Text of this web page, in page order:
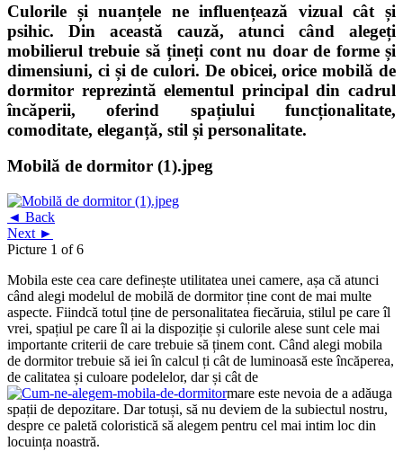
Culorile și nuanțele ne influențează vizual cât și
psihic. Din această cauză, atunci când alegeți
mobilierul trebuie să țineți cont nu doar de forme și
dimensiuni, ci și de culori. De obicei, orice mobilă de
dormitor reprezintă elementul principal din cadrul
încăperii, oferind spațiului funcționalitate,
comoditate, eleganță, stil și personalitate.
Mobilă de dormitor (1).jpeg
◄ Back
Next ►
Picture 1 of 6
Mobila este cea care definește utilitatea unei camere, așa că atunci
când alegi modelul de mobilă de dormitor ține cont de mai multe
aspecte. Fiindcă totul ține de personalitatea fiecăruia, stilul pe care îl
vrei, spațiul pe care îl ai la dispoziție și culorile alese sunt cele mai
importante criterii de care trebuie să ținem cont. Când alegi mobila
de dormitor trebuie să iei în calcul ți cât de luminoasă este încăperea,
de calitatea și culoare podelelor, dar și cât de
mare este nevoia de a adăuga
spații de depozitare. Dar totuși, să nu deviem de la subiectul nostru,
despre ce paletă coloristică să alegem pentru cel mai intim loc din
locuința noastră.